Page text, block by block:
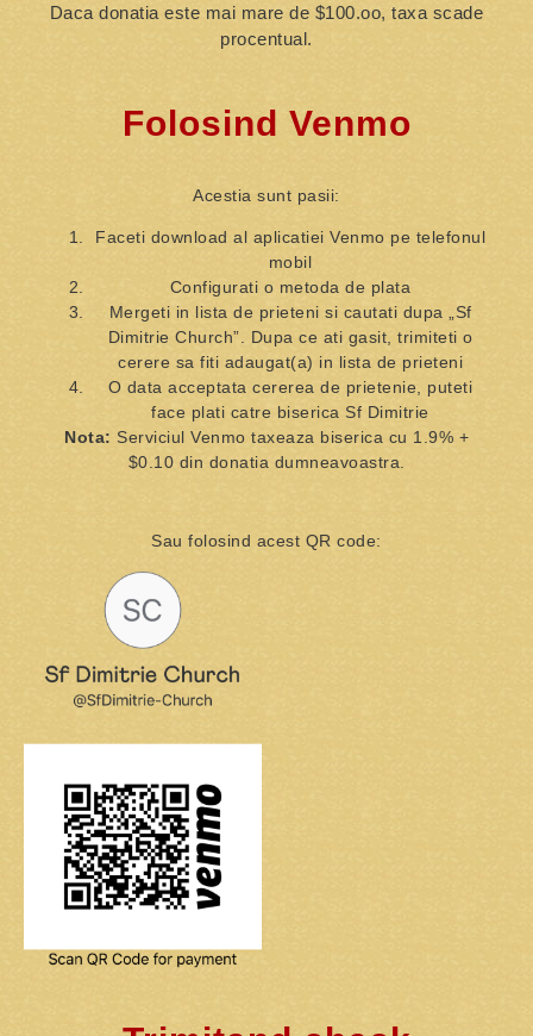
Daca donatia este mai mare de $100.oo, taxa scade
procentual.
Folosind Venmo
Acestia sunt pasii:
Faceti download al aplicatiei Venmo pe telefonul
mobil
Configurati o metoda de plata
Mergeti in lista de prieteni si cautati dupa „Sf
Dimitrie Church”. Dupa ce ati gasit, trimiteti o
cerere sa fiti adaugat(a) in lista de prieteni
O data acceptata cererea de prietenie, puteti
face plati catre biserica Sf Dimitrie
Nota: Serviciul Venmo taxeaza biserica cu 1.9% +
$0.10 din donatia dumneavoastra.
Sau folosind acest QR code: